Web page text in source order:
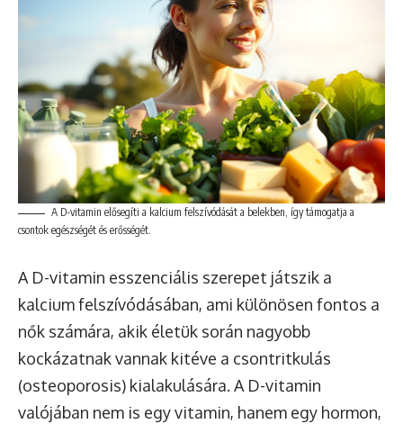
A D-vitamin elősegíti a kalcium felszívódását a belekben, így támogatja a
csontok egészségét és erősségét.
A D-vitamin esszenciális szerepet játszik a
kalcium felszívódásában, ami különösen fontos a
nők számára, akik életük során nagyobb
kockázatnak vannak kitéve a csontritkulás
(osteoporosis) kialakulására. A D-vitamin
valójában nem is egy vitamin, hanem egy hormon,